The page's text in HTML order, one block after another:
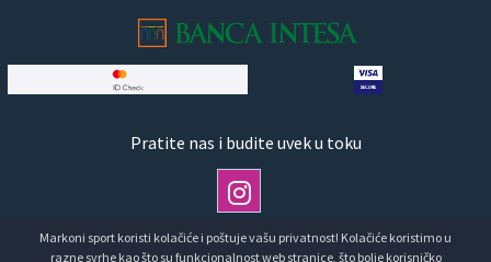
Pratite nas i budite uvek u toku
Markoni sport koristi kolačiće i poštuje vašu privatnost! Kolačiće koristimo u
razne svrhe kao što su funkcionalnost web stranice, što bolje korisničko